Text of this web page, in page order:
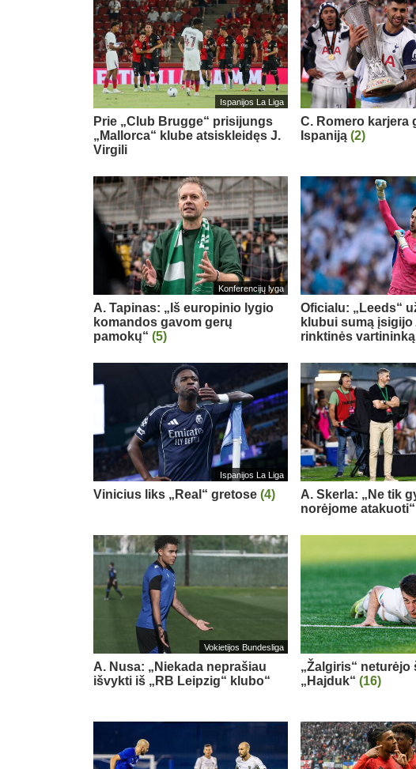
Ispanijos La Liga
Prie „Club Brugge“ prisijungs
„Mallorca“ klube atsiskleidęs J.
Virgili
C. Romero karjera
Ispaniją(2)
Konferencijų lyga
A. Tapinas: „Iš europinio lygio
komandos gavom gerų
pamokų“ (5)
Oficialu: „Leeds“
klubui sumą
rinktinės
Ispanijos La Liga
Vinicius liks „Real“ gretose (4)
A. Skerla: „Ne tik
norėjome
Vokietijos Bundesliga
A. Nusa: „Niekada neprašiau
išvykti iš „RB Leipzig“ klubo“
„Žalgiris“ neturėjo
„Hajduk“(16)